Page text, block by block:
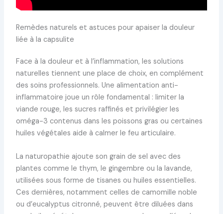
Remèdes naturels et astuces pour apaiser la douleur
liée à la capsulite
Face à la douleur et à l’inflammation, les solutions
naturelles tiennent une place de choix, en complément
des soins professionnels. Une alimentation anti-
inflammatoire joue un rôle fondamental : limiter la
viande rouge, les sucres raffinés et privilégier les
oméga-3 contenus dans les poissons gras ou certaines
huiles végétales aide à calmer le feu articulaire.
La naturopathie ajoute son grain de sel avec des
plantes comme le thym, le gingembre ou la lavande,
utilisées sous forme de tisanes ou huiles essentielles.
Ces dernières, notamment celles de camomille noble
ou d’eucalyptus citronné, peuvent être diluées dans